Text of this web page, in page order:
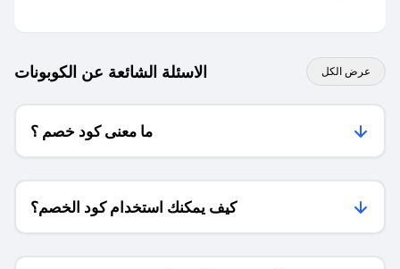
الاسئلة الشائعة عن الكوبونات عرض الكل
ما معنى كود خصم ؟
كيف يمكنك استخدام كود الخصم؟